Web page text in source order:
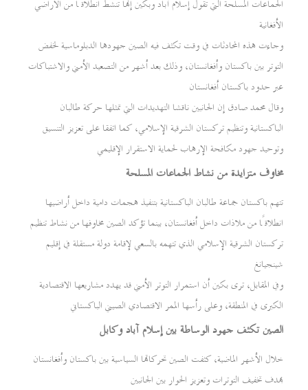
الجماعات المسلحة التي تقول إسلام آباد وبكين إنها تنشط انطلاقًا من الأراضي
الأفغانية
وجاءت هذه المحادثات في وقت تكثف فيه الصين جهودها الدبلوماسية لخفض
التوتر بين باكستان وأفغانستان، وذلك بعد أشهر من التصعيد الأمني والاشتباكات
عبر حدود باكستان أفغانستان
وقال محمد صادق إن الجانبين ناقشا التهديدات التي تمثلها حركة طالبان
الباكستانية وتنظيم تركستان الشرقية الإسلامي، كما اتفقا على تعزيز التنسيق
وتوحيد جهود مكافحة الإرهاب لحماية الاستقرار الإقليمي
مخاوف متزايدة من نشاط الجماعات المسلحة
تتهم باكستان جماعة طالبان الباكستانية بتنفيذ هجمات دامية داخل أراضيها
انطلاقًا من ملاذات داخل أفغانستان، بينما تؤكد الصين مخاوفها من نشاط تنظيم
تركستان الشرقية الإسلامي الذي تتهمه بالسعي لإقامة دولة مستقلة في إقليم
شينجيانغ
وفي المقابل، ترى بكين أن استمرار التوتر الأمني قد يهدد مشاريعها الاقتصادية
الكبرى في المنطقة، وعلى رأسها الممر الاقتصادي الصيني الباكستاني
الصين تكثف جهود الوساطة بين إسلام آباد وكابل
خلال الأشهر الماضية، كثفت الصين تحركاتها السياسية بين باكستان وأفغانستان
بهدف تخفيف التوترات وتعزيز الحوار بين الجانبين